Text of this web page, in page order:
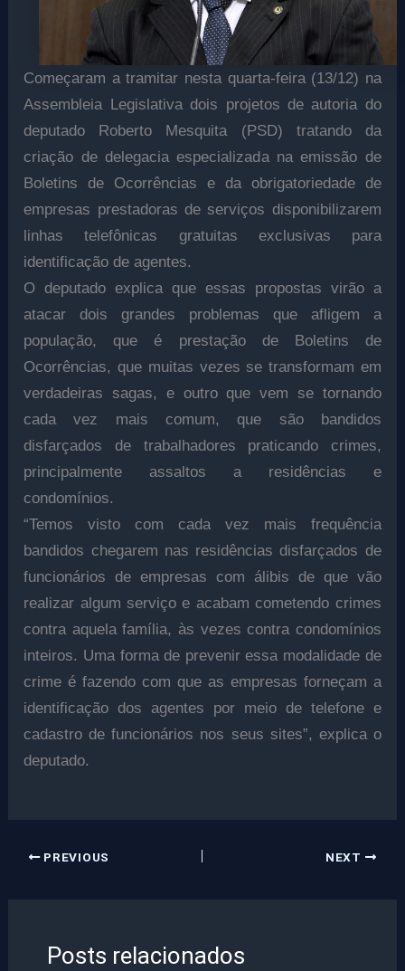
Começaram a tramitar nesta quarta-feira (13/12) na
Assembleia Legislativa dois projetos de autoria do
deputado Roberto Mesquita (PSD) tratando da
criação de delegacia especializada na emissão de
Boletins de Ocorrências e da obrigatoriedade de
empresas prestadoras de serviços disponibilizarem
linhas telefônicas gratuitas exclusivas para
identificação de agentes.
O deputado explica que essas propostas virão a
atacar dois grandes problemas que afligem a
população, que é prestação de Boletins de
Ocorrências, que muitas vezes se transformam em
verdadeiras sagas, e outro que vem se tornando
cada vez mais comum, que são bandidos
disfarçados de trabalhadores praticando crimes,
principalmente assaltos a residências e
condomínios.
“Temos visto com cada vez mais frequência
bandidos chegarem nas residências disfarçados de
funcionários de empresas com álibis de que vão
realizar algum serviço e acabam cometendo crimes
contra aquela família, às vezes contra condomínios
inteiros. Uma forma de prevenir essa modalidade de
crime é fazendo com que as empresas forneçam a
identificação dos agentes por meio de telefone e
cadastro de funcionários nos seus sites”, explica o
deputado.
PREVIOUS NEXT
Posts relacionados